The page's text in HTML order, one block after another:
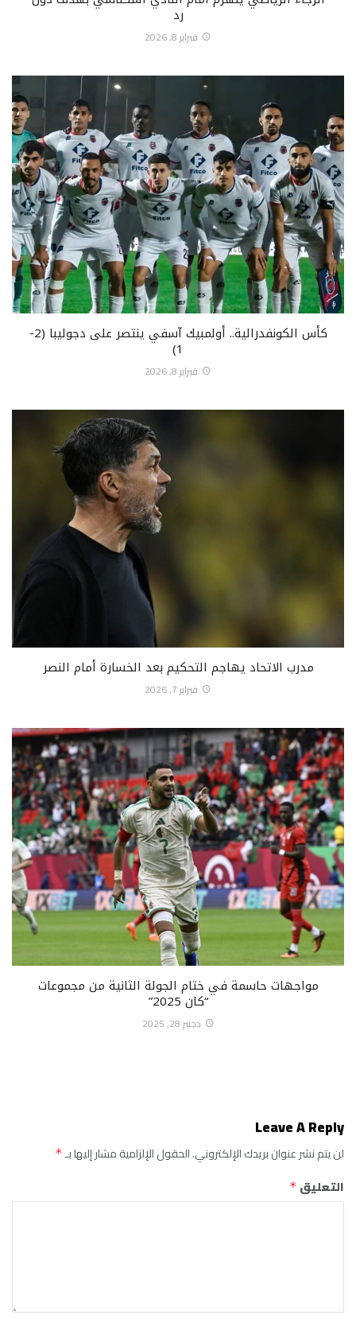
رد
فبراير 8, 2026
كأس الكونفدرالية.. أولمبيك آسفي ينتصر على دجوليبا (2-
1)
فبراير 8, 2026
مدرب الاتحاد يهاجم التحكيم بعد الخسارة أمام النصر
فبراير 7, 2026
مواجهات حاسمة في ختام الجولة الثانية من مجموعات
“كان 2025”
دجنبر 28, 2025
Leave A Reply
لن يتم نشر عنوان بريدك الإلكتروني.الحقول الإلزامية مشار إليها بـ*
التعليق *